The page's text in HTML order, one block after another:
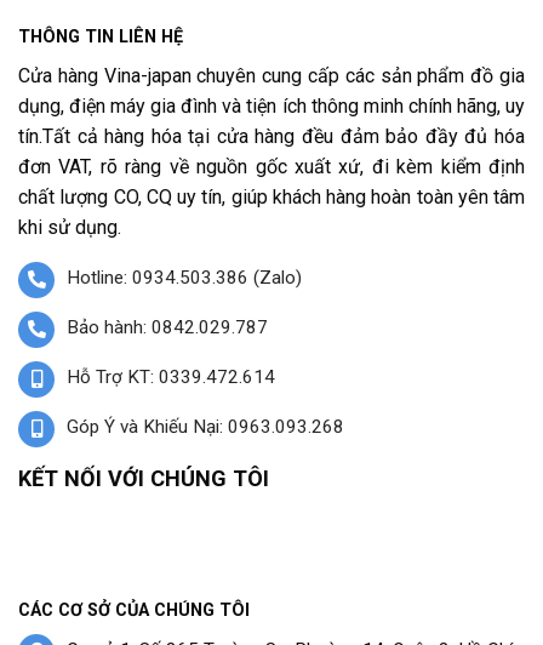
THÔNG TIN LIÊN HỆ
Cửa hàng Vina-japan chuyên cung cấp các sản phẩm đồ gia
dụng, điện máy gia đình và tiện ích thông minh chính hãng, uy
tín.Tất cả hàng hóa tại cửa hàng đều đảm bảo đầy đủ hóa
đơn VAT, rõ ràng về nguồn gốc xuất xứ, đi kèm kiểm định
chất lượng CO, CQ uy tín, giúp khách hàng hoàn toàn yên tâm
khi sử dụng.
Hotline: 0934.503.386 (Zalo)
Bảo hành: 0842.029.787
Hỗ Trợ KT: 0339.472.614
Góp Ý và Khiếu Nại: 0963.093.268
KẾT NỐI VỚI CHÚNG TÔI
CÁC CƠ SỞ CỦA CHÚNG TÔI